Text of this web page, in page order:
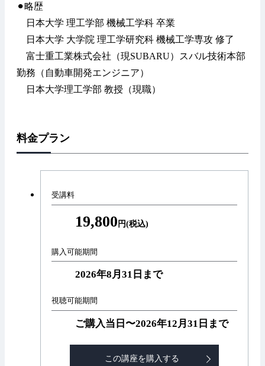
⚫︎略歴
日本大学 理工学部 機械工学科 卒業
日本大学 大学院 理工学研究科 機械工学専攻 修了
富士重工業株式会社（現SUBARU）スバル技術本部
勤務（自動車開発エンジニア）
日本大学理工学部 教授（現職）
料金プラン
受講料
19,800 円(税込)
購入可能期間
2026年8月31日まで
視聴可能期間
ご購入当日〜2026年12月31日まで
この講座を購入する